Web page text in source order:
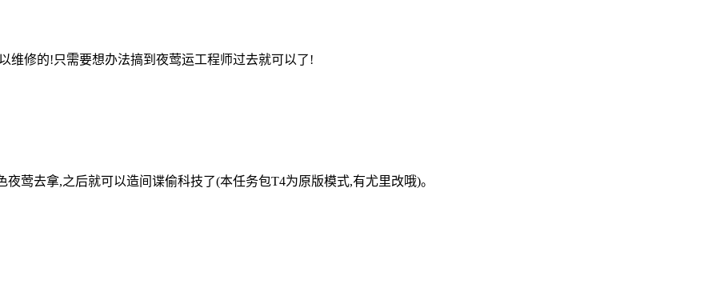
维修的!只需要想办法搞到夜莺运工程师过去就可以了!
莺去拿,之后就可以造间谍偷科技了(本任务包T4为原版模式,有尤里改哦)。